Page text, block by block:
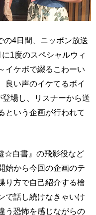
の4日間、ニッポン放送
1度のスペシャルウィ
イケボで綴るこわーい
良い声のイケてるボイ
登場し、リスナーから送
という企画が行われて
☆白書』の飛影役など
始から今回の企画のテ
り方で自己紹介する檜
で話し続けなきゃいけ
う恐怖を感じながらの